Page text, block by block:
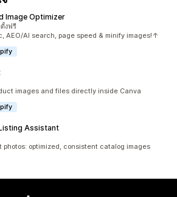
Image Optimizer
งฟรี
AEO/AI search, page speed & minify images!↑
images and files directly inside Canva
Assistant
photos: optimized, consistent catalog images